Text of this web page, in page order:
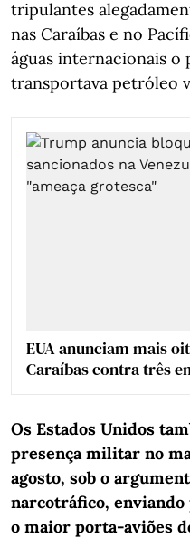
tripulantes
nas Caraíbas e no
águas internacionais
transportava petróleo
EUA anunciam mais
Caraíbas contra três
Os Estados Unidos
presença militar no
agosto, sob o
narcotráfico,
o maior porta-aviões